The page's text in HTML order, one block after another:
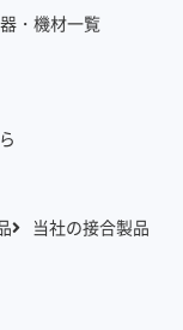
・機材一覧
当社の接合製品